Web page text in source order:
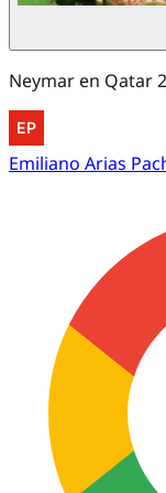
Neymar en Qatar
Emiliano Arias